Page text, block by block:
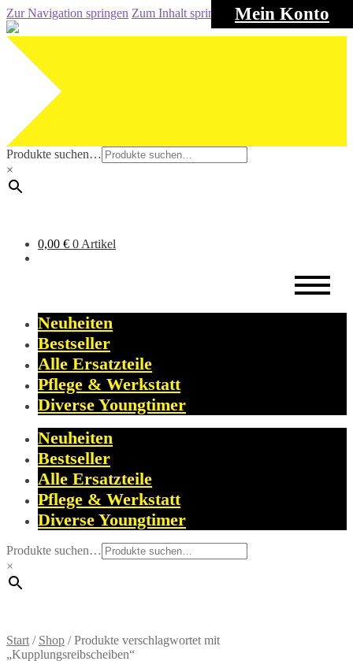
Mein Konto
Zur Navigation springen Zum Inhalt springen
Produkte suchen…
×
0,00 € 0 Artikel
Neuheiten
Bestseller
Alle Ersatzteile
Pflege & Werkstatt
Diverse Youngtimer
Neuheiten
Bestseller
Alle Ersatzteile
Pflege & Werkstatt
Diverse Youngtimer
Produkte suchen…
×
Start / Shop /Produkte verschlagwortet mit
„Kupplungsreibscheiben“